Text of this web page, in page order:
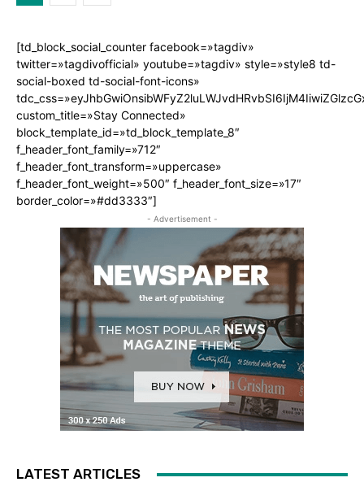
[td_block_social_counter facebook=»tagdiv»
twitter=»tagdivofficial» youtube=»tagdiv» style=»style8 td-
social-boxed td-social-font-icons»
custom_title=»Stay Connected»
block_template_id=»td_block_template_8″
f_header_font_family=»712″
f_header_font_transform=»uppercase»
f_header_font_weight=»500″ f_header_font_size=»17″
border_color=»#dd3333″]
- Advertisement -
LATEST ARTICLES